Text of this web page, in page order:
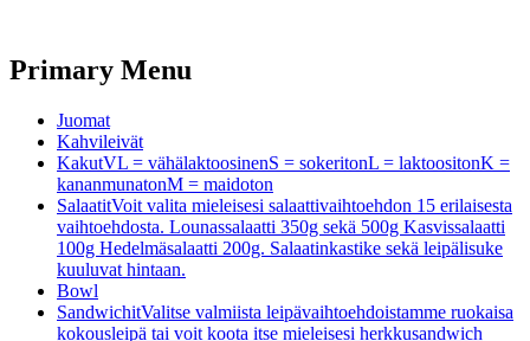
Primary Menu
Juomat
Kahvileivät
KakutVL = vähälaktoosinenS = sokeritonL = laktoositonK =
kananmunatonM = maidoton
SalaatitVoit valita mieleisesi salaattivaihtoehdon 15 erilaisesta
vaihtoehdosta. Lounassalaatti 350g sekä 500g Kasvissalaatti
100g Hedelmäsalaatti 200g. Salaatinkastike sekä leipälisuke
kuuluvat hintaan.
Bowl
SandwichitValitse valmiista leipävaihtoehdoistamme ruokaisa
kokousleipä tai voit koota itse mieleisesi herkkusandwich